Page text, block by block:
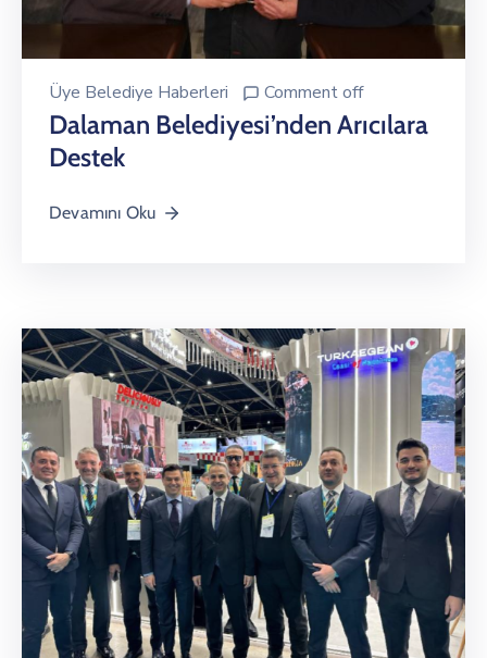
Üye Belediye Haberleri Comment off
Dalaman Belediyesi’nden Arıcılara
Destek
Devamını Oku